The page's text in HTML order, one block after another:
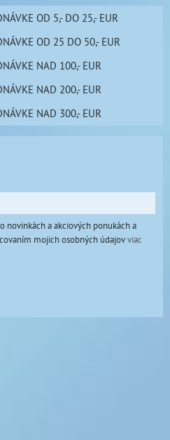
OD 5,- DO 25,- EUR
OD 25 DO 50,- EUR
NAD 100,- EUR
NAD 200,- EUR
NAD 300,- EUR
novinkách a akciových ponukách a
mojich osobných údajovviac